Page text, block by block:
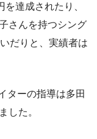
達成されたり、
さんを持つシング
だりと、実績者は
ターの指導は多田
した。